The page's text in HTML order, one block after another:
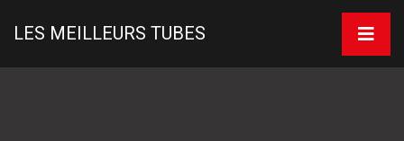
LES MEILLEURS TUBES